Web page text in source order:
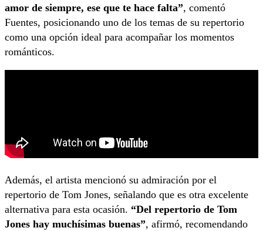
amor de siempre, ese que te hace falta”, comentó
Fuentes, posicionando uno de los temas de su repertorio
como una opción ideal para acompañar los momentos
románticos.
Además, el artista mencionó su admiración por el
repertorio de Tom Jones, señalando que es otra excelente
alternativa para esta ocasión. “Del repertorio de Tom
Jones hay muchísimas buenas”, afirmó, recomendando